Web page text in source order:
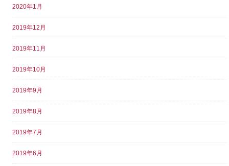
2020年1月
2019年12月
2019年11月
2019年10月
2019年9月
2019年8月
2019年7月
2019年6月